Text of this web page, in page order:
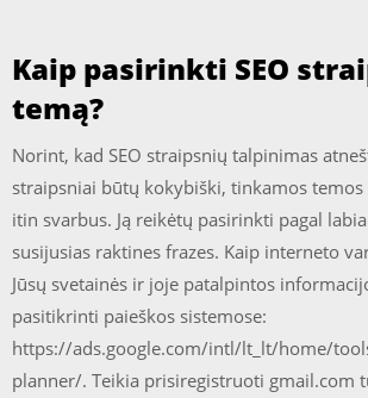
Kaip pasirinkti SEO
temą?
Norint, kad SEO straipsnių talpinimas
straipsniai būtų kokybiški, tinkamos
itin svarbus. Ją reikėtų pasirinkti pagal
susijusias raktines frazes. Kaip interneto
Jūsų svetainės ir joje patalpintos
pasitikrinti paieškos sistemose:
https://ads.google.com/intl/lt_lt/home/
planner/. Teikia prisiregistruoti gmail.com